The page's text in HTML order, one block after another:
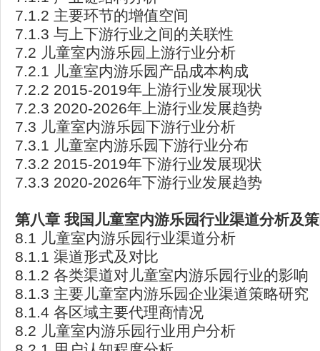
7.1.2 主要环节的增值空间
7.1.3 与上下游行业之间的关联性
7.2 儿童室内游乐园上游行业分析
7.2.1 儿童室内游乐园产品成本构成
7.2.2 2015-2019年上游行业发展现状
7.2.3 2020-2026年上游行业发展趋势
7.3 儿童室内游乐园下游行业分析
7.3.1 儿童室内游乐园下游行业分布
7.3.2 2015-2019年下游行业发展现状
7.3.3 2020-2026年下游行业发展趋势
第八章 我国儿童室内游乐园行业渠道分析及
8.1 儿童室内游乐园行业渠道分析
8.1.1 渠道形式及对比
8.1.2 各类渠道对儿童室内游乐园行业的影响
8.1.3 主要儿童室内游乐园企业渠道策略研究
8.1.4 各区域主要代理商情况
8.2 儿童室内游乐园行业用户分析